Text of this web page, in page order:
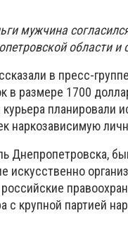
мужчина
области
в пресс-
в размере 1700
планировали
наркозависимую
Днепропетровска,
искусственно
с крупной партией